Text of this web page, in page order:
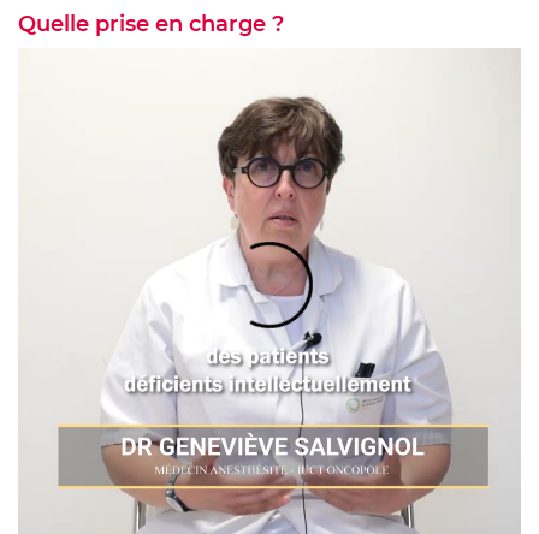
Quelle prise en charge ?